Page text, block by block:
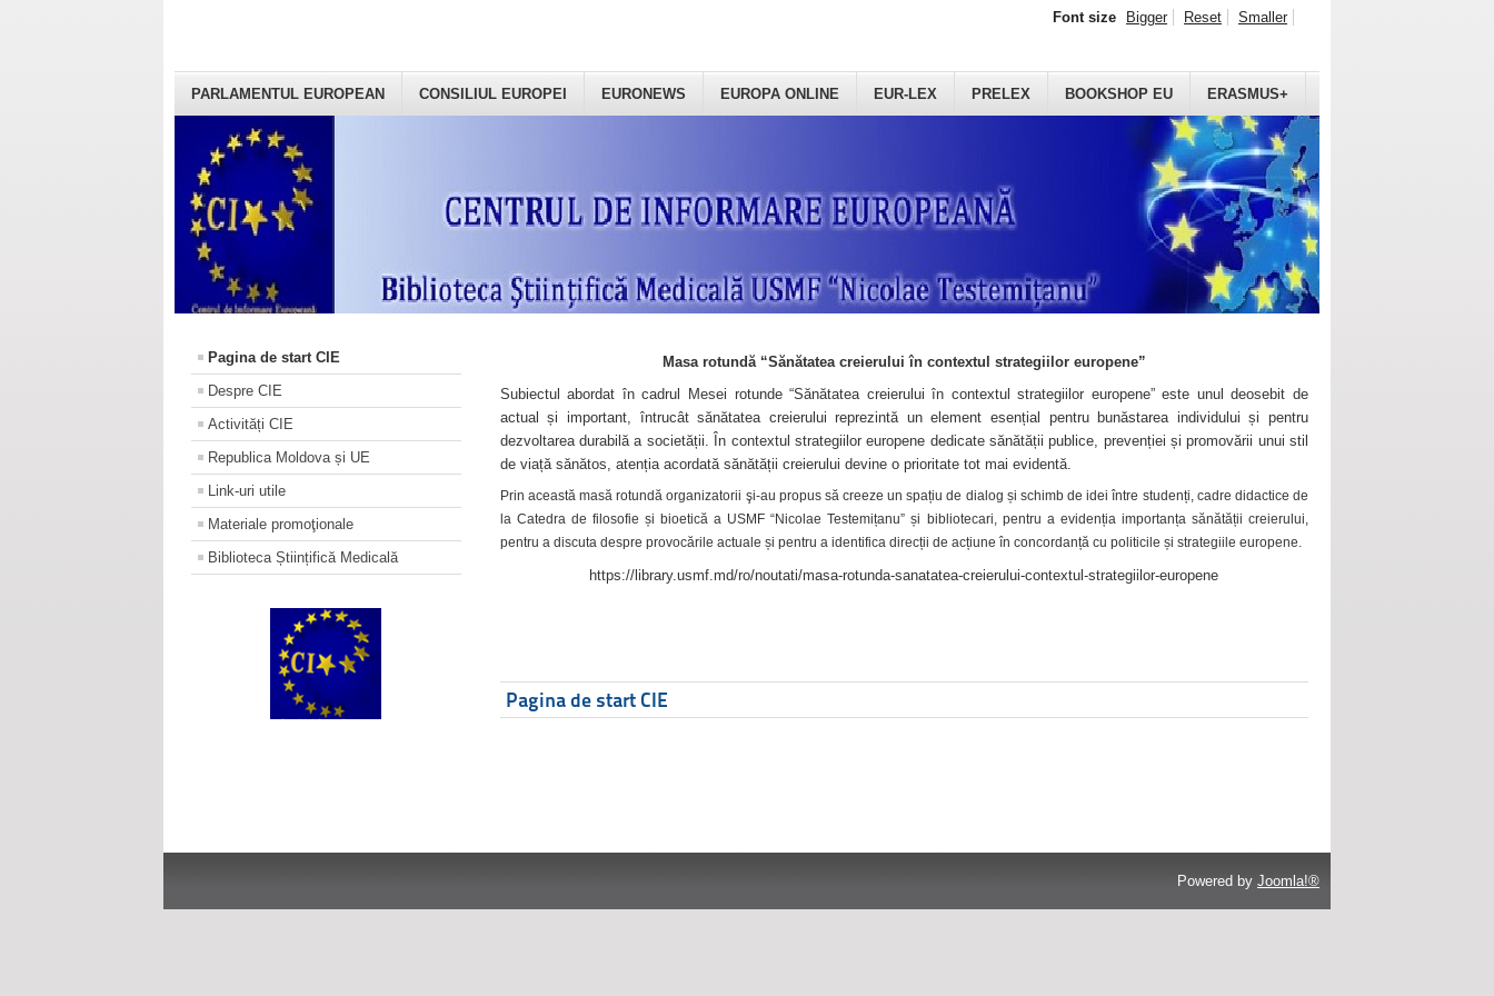
PARLAMENTUL EUROPEAN CONSILIUL EUROPEI EURONEWS EUROPA ONLINE EUR-LEX PRELEX BOOKSHOP EU ERASMUS+
Font size Bigger Reset Smaller
Pagina de start CIE
Despre CIE
Activități CIE
Republica Moldova și UE
Link-uri utile
Materiale promoţionale
Biblioteca Științifică Medicală
Masa rotundă “Sănătatea creierului în contextul strategiilor europene”
Subiectul abordat în cadrul Mesei rotunde “Sănătatea creierului în contextul strategiilor europene” este unul deosebit de
actual și important, întrucât sănătatea creierului reprezintă un element esențial pentru bunăstarea individului și pentru
dezvoltarea durabilă a societății. În contextul strategiilor europene dedicate sănătății publice, prevenției și promovării unui stil
de viață sănătos, atenția acordată sănătății creierului devine o prioritate tot mai evidentă.
Prin această masă rotundă organizatorii şi-au propus să creeze un spațiu de dialog și schimb de idei între studenți, cadre didactice de
la Catedra de filosofie și bioetică a USMF “Nicolae Testemițanu” și bibliotecari, pentru a evidenția importanța sănătății creierului,
pentru a discuta despre provocările actuale și pentru a identifica direcții de acțiune în concordanță cu politicile și strategiile europene.
https://library.usmf.md/ro/noutati/masa-rotunda-sanatatea-creierului-contextul-strategiilor-europene
Pagina de start CIE
Powered by Joomla!®